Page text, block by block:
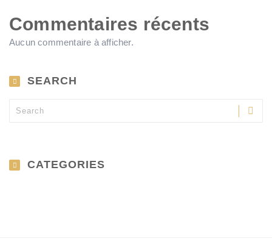
Commentaires récents
Aucun commentaire à afficher.
SEARCH
CATEGORIES